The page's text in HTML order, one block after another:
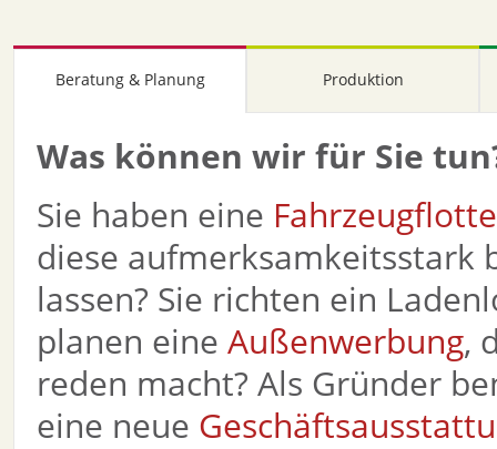
Beratung & Planung Produktion
Was können wir für Sie
Sie haben eine
diese aufmerksamkeitsstark
lassen? Sie richten ein
planen eine Außenwerbung,
reden macht? Als Gründer
eine neue